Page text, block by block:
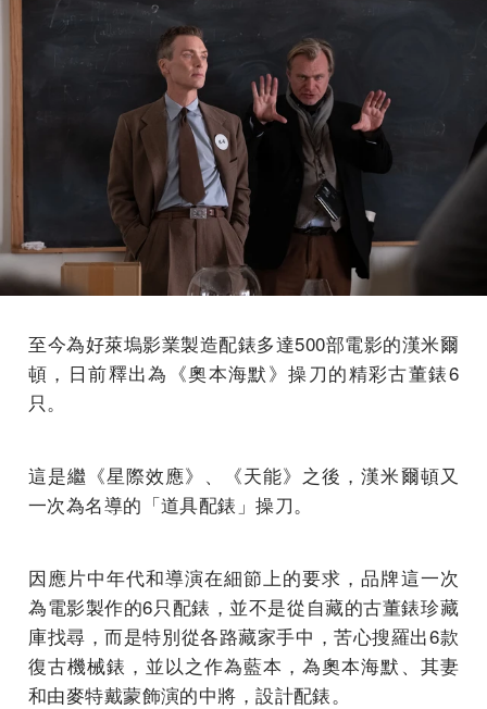
至今為好萊塢影業製造配錶多達500部電影的漢米爾
頓，日前釋出為《奧本海默》操刀的精彩古董錶6
只。
這是繼《星際效應》、《天能》之後，漢米爾頓又
一次為名導的「道具配錶」操刀。
因應片中年代和導演在細節上的要求，品牌這一次
為電影製作的6只配錶，並不是從自藏的古董錶珍藏
庫找尋，而是特別從各路藏家手中，苦心搜羅出6款
復古機械錶，並以之作為藍本，為奧本海默、其妻
和由麥特戴蒙飾演的中將，設計配錶。